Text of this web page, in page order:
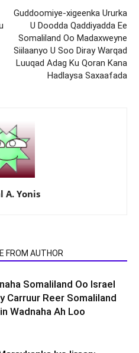
Guddoomiye-xigeenka Ururka
U Doodda Qaddiyadda Ee
Somaliland Oo Madaxweyne
Siilaanyo U Soo Diray Warqad
Luuqad Adag Ku Qoran Kana
Hadlaysa Saxaafada
A. Yonis
FROM AUTHOR
Somaliland Oo Israel
Carruur Reer Somaliland
Wadnaha Ah Loo